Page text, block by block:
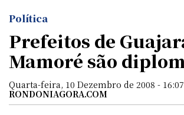
Política
Prefeitos de
Mamoré são
Quarta-feira, 10 Dezembro de 2008 -
RONDONIAGORA.COM